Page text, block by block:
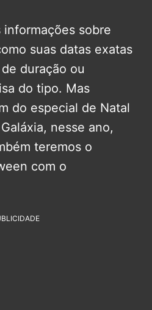
sobre
suas datas exatas
duração ou
do tipo. Mas
do especial de Natal
nesse ano,
teremos o
com o